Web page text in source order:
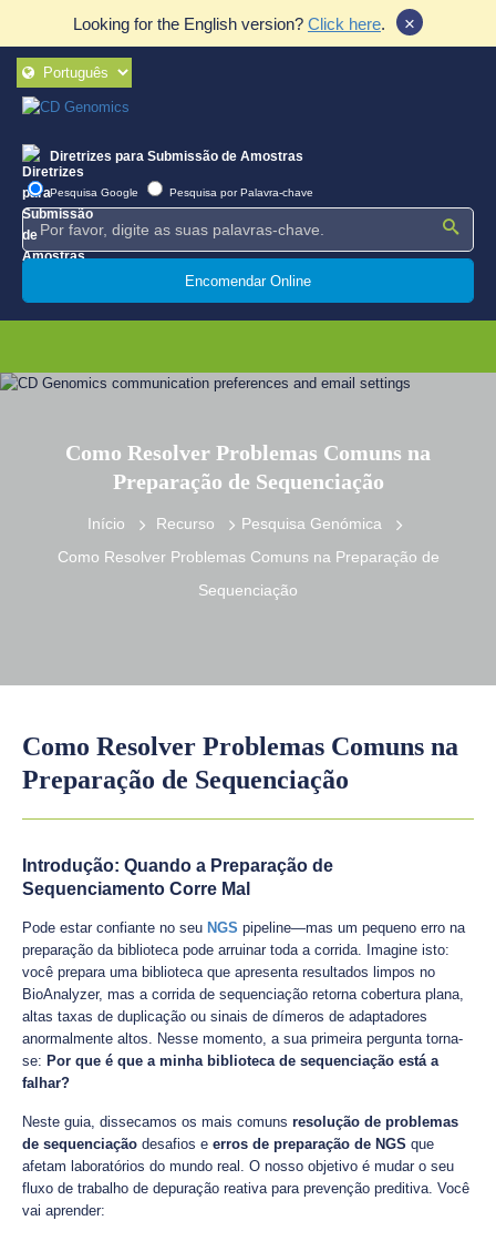
Looking for the English version? Click here. ×
Diretrizes para Submissão de Amostras
Pesquisa Google Pesquisa por Palavra-chave
Encomendar Online
Como Resolver Problemas Comuns na
Preparação de Sequenciação
Início Recurso
Pesquisa Genómica
Como Resolver Problemas Comuns na Preparação de
Sequenciação
Como Resolver Problemas Comuns na
Preparação de Sequenciação
Introdução: Quando a Preparação de
Sequenciamento Corre Mal
Pode estar confiante no seu NGS pipeline—mas um pequeno erro na
preparação da biblioteca pode arruinar toda a corrida. Imagine isto:
você prepara uma biblioteca que apresenta resultados limpos no
BioAnalyzer, mas a corrida de sequenciação retorna cobertura plana,
altas taxas de duplicação ou sinais de dímeros de adaptadores
anormalmente altos. Nesse momento, a sua primeira pergunta torna-
se: Por que é que a minha biblioteca de sequenciação está a
falhar?
Neste guia, dissecamos os mais comuns resolução de problemas
de sequenciação desafios e erros de preparação de NGS que
afetam laboratórios do mundo real. O nosso objetivo é mudar o seu
fluxo de trabalho de depuração reativa para prevenção preditiva. Você
vai aprender: